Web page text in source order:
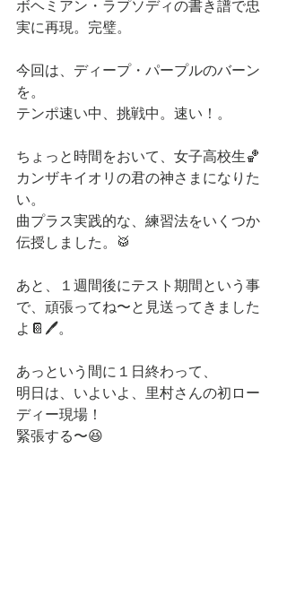
ボヘミアン・ラプソディの書き譜で忠
実に再現。完璧。
今回は、ディープ・パープルのバーン
を。
テンポ速い中、挑戦中。速い！。
ちょっと時間をおいて、女子高校生🏀
カンザキイオリの君の神さまになりた
い。
曲プラス実践的な、練習法をいくつか
伝授しました。🥁
あと、１週間後にテスト期間という事
で、頑張ってね〜と見送ってきました
よ📔🖊。
あっという間に１日終わって、
明日は、いよいよ、里村さんの初ロー
ディー現場！
緊張する〜😆